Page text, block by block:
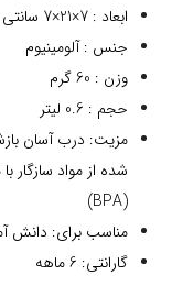
ابعاد : 7×21×7 سانتی متر
جنس : آلومینیوم
وزن : 60 گرم
حجم : 0.6 لیتر
مزیت: درب آسان
(BPA)
مناسب برای: دانش
گارانتی: 6 ماهه